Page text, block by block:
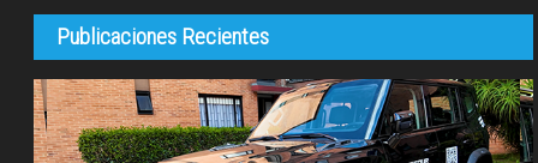
Publicaciones Recientes